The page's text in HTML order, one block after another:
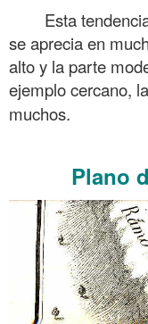
Esta tendencia
se aprecia en
alto y la parte
ejemplo cercano,
muchos.
Plano